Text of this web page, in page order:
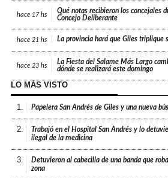
hace 17 hs
Qué notas recibieron los concejales
Concejo Deliberante
hace 21 hs La provincia hará que Giles triplique
hace 23 hs
La Fiesta del Salame Más Largo
dónde se realizará este domingo
LO MÁS VISTO
1. Papelera San Andrés de Giles y una nueva
2.
Trabajó en el Hospital San Andrés y lo
ilegal de la medicina
3.
Detuvieron al cabecilla de una banda que
zona